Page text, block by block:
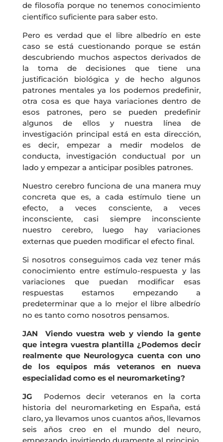
de filosofía porque no tenemos conocimiento
científico suficiente para saber esto.
Pero es verdad que el libre albedrío en este
caso se está cuestionando porque se están
descubriendo muchos aspectos derivados de
la toma de decisiones que tiene una
justificación biológica y de hecho algunos
patrones mentales ya los podemos predefinir,
otra cosa es que haya variaciones dentro de
esos patrones, pero se pueden predefinir
algunos de ellos y nuestra línea de
investigación principal está en esta dirección,
es decir, empezar a medir modelos de
conducta, investigación conductual por un
lado y empezar a anticipar posibles patrones.
Nuestro cerebro funciona de una manera muy
concreta que es, a cada estímulo tiene un
efecto, a veces consciente, a veces
inconsciente, casi siempre inconsciente
nuestro cerebro, luego hay variaciones
externas que pueden modificar el efecto final.
Si nosotros conseguimos cada vez tener más
conocimiento entre estímulo-respuesta y las
variaciones que puedan modificar esas
respuestas estamos empezando a
predeterminar que a lo mejor el libre albedrío
no es tanto como nosotros pensamos.
JAN Viendo vuestra web y viendo la gente
que integra vuestra plantilla ¿Podemos decir
realmente que Neurologyca cuenta con uno
de los equipos más veteranos en nueva
especialidad como es el neuromarketing?
JG Podemos decir veteranos en la corta
historia del neuromarketing en España, está
claro, ya llevamos unos cuantos años, llevamos
seis años creo en el mundo del neuro,